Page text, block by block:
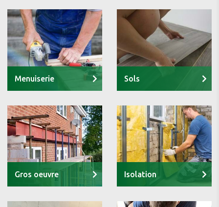
Menuiserie Sols
Gros oeuvre Isolation